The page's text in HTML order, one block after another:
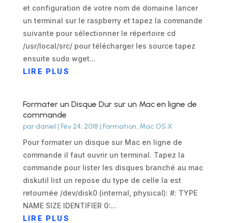
et configuration de votre nom de domaine lancer
un terminal sur le raspberry et tapez la commande
suivante pour sélectionner le répertoire cd
/usr/local/src/ pour télécharger les source tapez
ensuite sudo wget...
LIRE PLUS
Formater un Disque Dur sur un Mac en ligne de
commande
par daniel | Fév 24, 2018 | Formation, Mac OS X
Pour formater un disque sur Mac en ligne de
commande il faut ouvrir un terminal. Tapez la
commande pour lister les disques branché au mac
diskutil list un repose du type de celle la est
retournée /dev/disk0 (internal, physical): #: TYPE
NAME SIZE IDENTIFIER 0:...
LIRE PLUS